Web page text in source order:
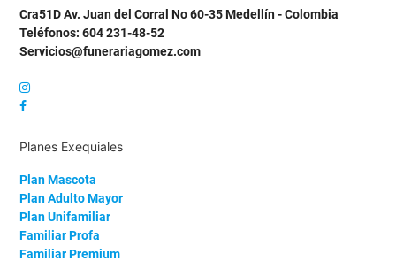
Cra51D Av. Juan del Corral No 60-35 Medellín - Colombia
Teléfonos: 604 231-48-52
Servicios@funerariagomez.com
Planes Exequiales
Plan Mascota
Plan Adulto Mayor
Plan Unifamiliar
Familiar Profa
Familiar Premium